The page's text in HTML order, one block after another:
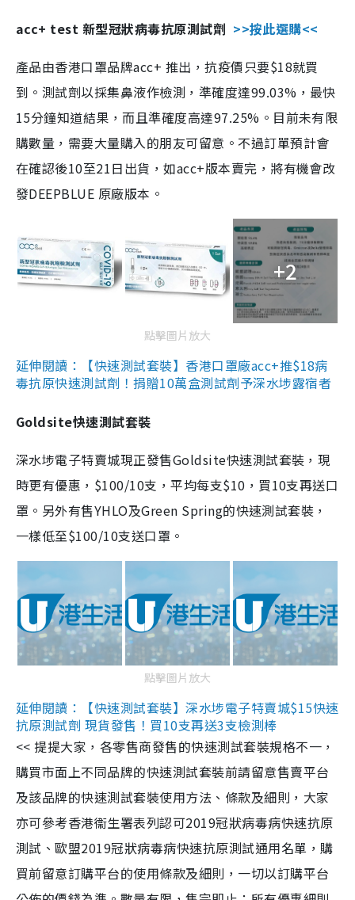
acc+ test 新型冠狀病毒抗原測試劑 >>按此選購<<
產品由香港口罩品牌acc+ 推出，抗疫價只要$18就買
到。測試劑以採集鼻液作檢測，準確度達99.03%，最快
15分鐘知道結果，而且準確度高達97.25%。目前未有限
購數量，需要大量購入的朋友可留意。不過訂單預計會
在確認後10至21日出貨，如acc+版本賣完，將有機會改
發DEEPBLUE 原廠版本。
+2
點擊圖片放大
延伸閱讀：【快速測試套裝】香港口罩廠acc+推$18病
毒抗原快速測試劑！捐贈10萬盒測試劑予深水埗露宿者
Goldsite快速測試套裝
深水埗電子特賣城現正發售Goldsite快速測試套裝，現
時更有優惠，$100/10支，平均每支$10，買10支再送口
罩。另外有售YHLO及Green Spring的快速測試套裝，
一樣低至$100/10支送口罩。
點擊圖片放大
延伸閱讀：【快速測試套裝】深水埗電子特賣城$15快速
抗原測試劑 現貨發售！買10支再送3支檢測棒
<< 提提大家，各零售商發售的快速測試套裝規格不一，
購買市面上不同品牌的快速測試套裝前請留意售賣平台
及該品牌的快速測試套裝使用方法、條款及細則，大家
亦可參考香港衞生署表列認可2019冠狀病毒病快速抗原
測試、歐盟2019冠狀病毒病快速抗原測試通用名單，購
買前留意訂購平台的使用條款及細則，一切以訂購平台